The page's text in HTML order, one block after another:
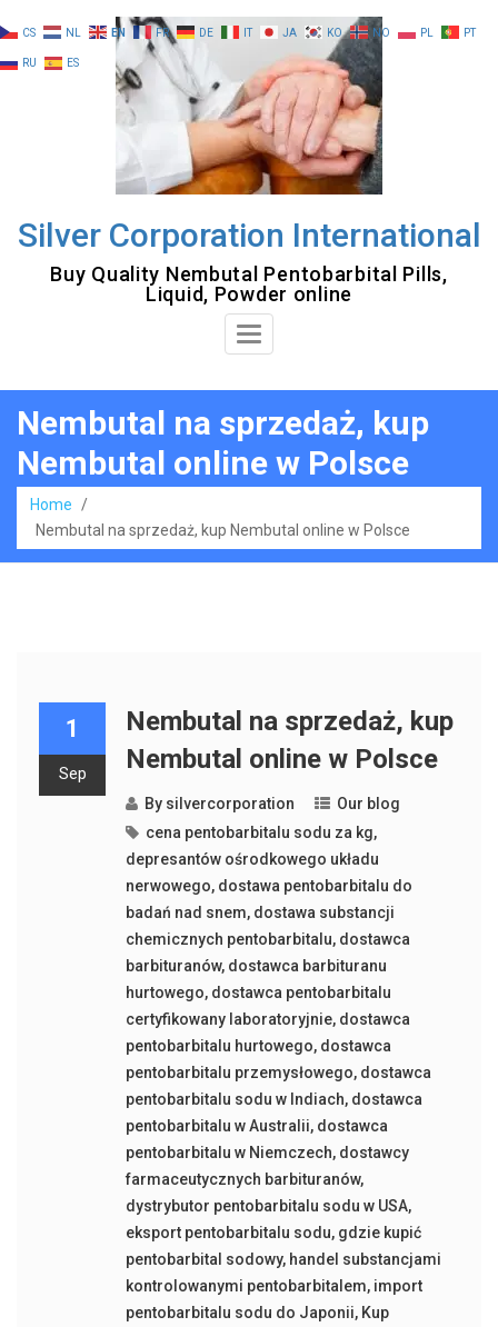
to
content
Silver Corporation International
Buy Quality Nembutal Pentobarbital Pills,
Liquid, Powder online
Toggle
Nembutal na sprzedaż, kup
Nembutal online w Polsce
Home
/
Nembutal na sprzedaż, kup Nembutal online w Polsce
1
Sep
Nembutal na sprzedaż, kup
Nembutal online w Polsce
By silvercorporation
Our blog
cena pentobarbitalu sodu za kg,
depresantów ośrodkowego układu
nerwowego, dostawa pentobarbitalu do
badań nad snem, dostawa substancji
chemicznych pentobarbitalu, dostawca
barbituranów, dostawca barbituranu
hurtowego, dostawca pentobarbitalu
certyfikowany laboratoryjnie, dostawca
pentobarbitalu hurtowego, dostawca
pentobarbitalu przemysłowego, dostawca
pentobarbitalu sodu w Indiach, dostawca
pentobarbitalu w Australii, dostawca
pentobarbitalu w Niemczech, dostawcy
farmaceutycznych barbituranów,
dystrybutor pentobarbitalu sodu w USA,
eksport pentobarbitalu sodu, gdzie kupić
pentobarbital sodowy, handel substancjami
kontrolowanymi pentobarbitalem, import
pentobarbitalu sodu do Japonii, Kup
CS NL EN FR DE IT JA KO NO PL PT
RU ES